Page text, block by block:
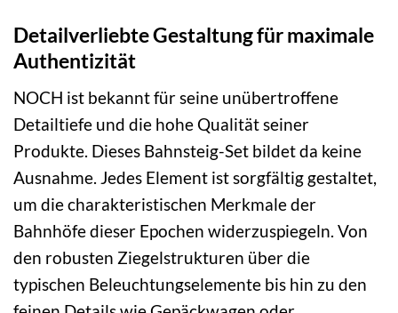
Detailverliebte Gestaltung für maximale
Authentizität
NOCH ist bekannt für seine unübertroffene
Detailtiefe und die hohe Qualität seiner
Produkte. Dieses Bahnsteig-Set bildet da keine
Ausnahme. Jedes Element ist sorgfältig gestaltet,
um die charakteristischen Merkmale der
Bahnhöfe dieser Epochen widerzuspiegeln. Von
den robusten Ziegelstrukturen über die
typischen Beleuchtungselemente bis hin zu den